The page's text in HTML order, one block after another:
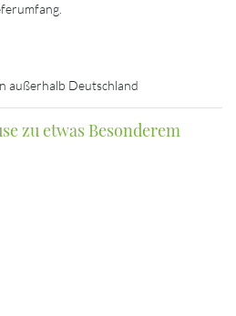
außerhalb Deutschland
zu etwas Besonderem